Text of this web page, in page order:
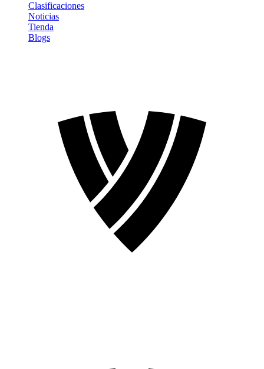
Clasificaciones
Noticias
Tienda
Blogs